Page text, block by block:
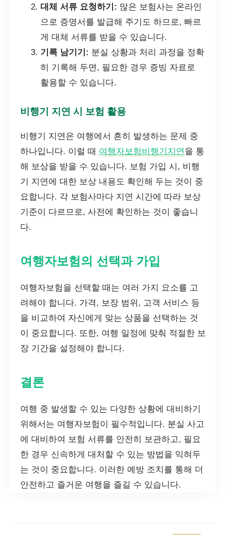
대체 서류 요청하기: 많은 보험사는 온라인
으로 증명서를 발급해 주기도 하므로, 빠르
게 대체 서류를 받을 수 있습니다.
기록 남기기: 분실 상황과 처리 과정을 정확
히 기록해 두면, 필요한 경우 증빙 자료로
활용할 수 있습니다.
비행기 지연 시 보험 활용
비행기 지연은 여행에서 흔히 발생하는 문제 중
하나입니다. 이럴 때 여행자보험비행기지연을 통
해 보상을 받을 수 있습니다. 보험 가입 시, 비행
기 지연에 대한 보상 내용도 확인해 두는 것이 중
요합니다. 각 보험사마다 지연 시간에 따라 보상
기준이 다르므로, 사전에 확인하는 것이 좋습니
다.
여행자보험의 선택과 가입
여행자보험을 선택할 때는 여러 가지 요소를 고
려해야 합니다. 가격, 보장 범위, 고객 서비스 등
을 비교하여 자신에게 맞는 상품을 선택하는 것
이 중요합니다. 또한, 여행 일정에 맞춰 적절한 보
장 기간을 설정해야 합니다.
결론
여행 중 발생할 수 있는 다양한 상황에 대비하기
위해서는 여행자보험이 필수적입니다. 분실 사고
에 대비하여 보험 서류를 안전히 보관하고, 필요
한 경우 신속하게 대처할 수 있는 방법을 익혀두
는 것이 중요합니다. 이러한 예방 조치를 통해 더
안전하고 즐거운 여행을 즐길 수 있습니다.